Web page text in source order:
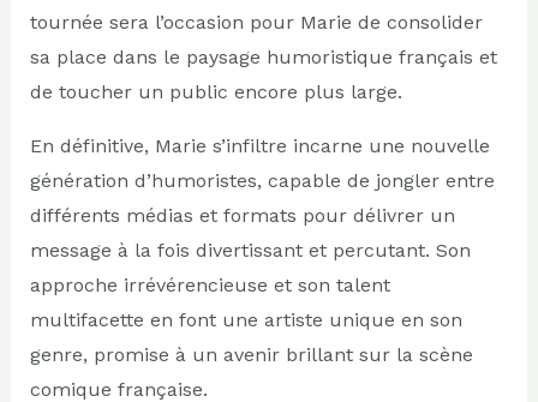
tournée sera l’occasion pour Marie de consolider
sa place dans le paysage humoristique français et
de toucher un public encore plus large.
En définitive, Marie s’infiltre incarne une nouvelle
génération d’humoristes, capable de jongler entre
différents médias et formats pour délivrer un
message à la fois divertissant et percutant. Son
approche irrévérencieuse et son talent
multifacette en font une artiste unique en son
genre, promise à un avenir brillant sur la scène
comique française.